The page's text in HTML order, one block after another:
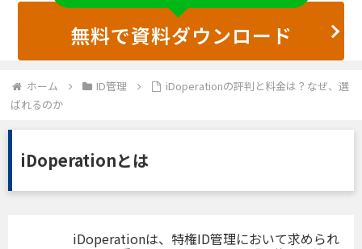
無料で資料ダウンロード
ホーム ID管理
iDoperationの評判と料金は？なぜ、選
ばれるのか
iDoperationとは
iDoperationは、特権ID管理において求められ